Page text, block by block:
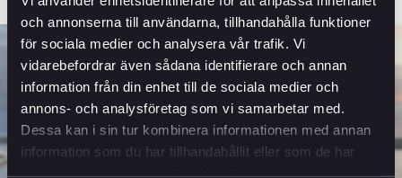
och annonserna till användarna, tillhandahålla funktioner
för sociala medier och analysera vår trafik. Vi
vidarebefordrar även sådana identifierare och annan
information från din enhet till de sociala medier och
annons- och analysföretag som vi samarbetar med.
Dessa kan i sin tur kombinera informationen med annan
information som du har tillhandahållit eller som de har